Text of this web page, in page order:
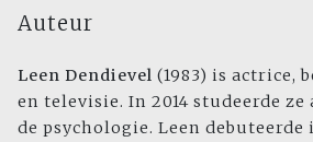
Auteur
Leen Dendievel (1983) is actrice,
en televisie. In 2014 studeerde ze
de psychologie. Leen debuteerde